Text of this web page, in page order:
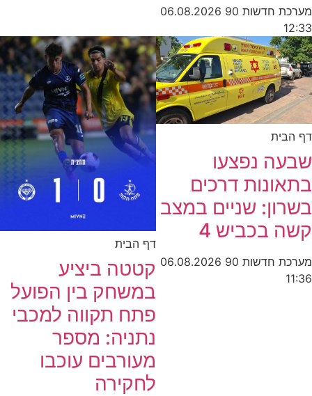
מערכת חדשות 90
06.08.2026
12:33
דף הבית
שבעה נפצעו
בתאונות דרכים
בשרון: שניים במצב
קשה בכביש 4
מערכת חדשות 90
06.08.2026
11:36
דף הבית
קטטה ביציע
במשחק בין הפועל
פתח תקווה למכבי
נתניה: מספר
מעורבים עוכבו
לחקירה